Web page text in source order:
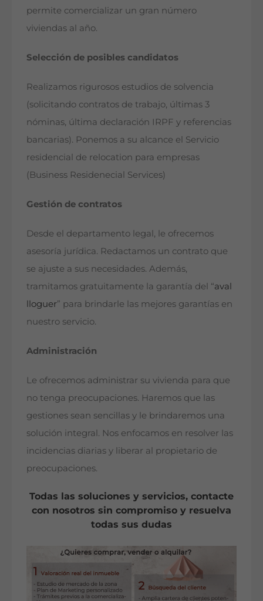
permite comercializar un gran número
viviendas al año.
Selección de posibles candidatos
Realizamos rigurosos estudios de solvencia
(solicitando contratos de trabajo, últimas 3
nóminas, última declaración IRPF y referencias
bancarias). Ponemos a su alcance el Servicio
residencial de relocation para empresas
(Business Residenecial Services)
Gestión de contratos
Desde el departamento legal, le ofrecemos
asesoría jurídica. Redactamos un contrato que
se ajuste a sus necesidades. Además,
tramitamos gratuitamente la garantía del “aval
lloguer” para brindarle las mejores garantías en
nuestro servicio.
Administración
Le ofrecemos administrar su vivienda para que
no tenga preocupaciones. Haremos que las
gestiones sean sencillas y le brindaremos una
solución integral. Nos enfocamos en resolver las
incidencias diarias y liberar al propietario de
preocupaciones.
Todas las soluciones y servicios, contacte
con nosotros sin compromiso y resuelva
todas sus dudas